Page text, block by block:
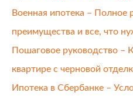
Военная ипотека – Полное
преимущества и все, что
Пошаговое руководство –
квартире с черновой
Ипотека в Сбербанке –